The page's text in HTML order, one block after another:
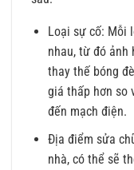
Loại sự cố: Mỗi
nhau, từ đó ảnh
thay thế bóng
giá thấp hơn so
đến mạch điện.
Địa điểm sửa
nhà, có thể sẽ